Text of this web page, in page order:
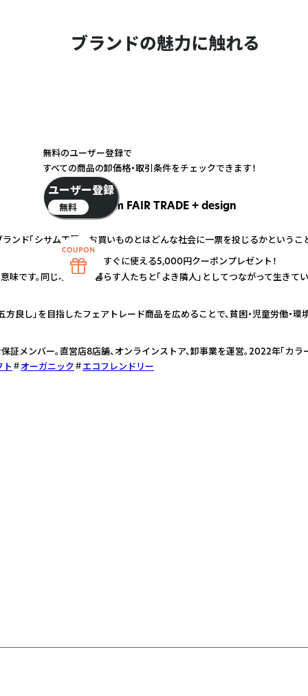
ブランドの魅力に触れる
sisam FAIR TRADE + design
ド「シサム工房」。お買いものとはどんな社会に一票を投じるかというこ
意味です。同じ地球上に暮らす人たちと「よき隣人」としてつながって生き
五方良し」を目指したフェアトレード商品を広めることで、貧困・児童労働・
証メンバー。直営店8店舗、オンラインストア、卸事業を運営。2022年「カ
ト
オーガニック エコフレンドリー
無料のユーザー登録で
すべての商品の卸価格・取引条件をチェックできます！
ユーザー登録
無料
すぐに使える5,000円クーポンプレゼント！